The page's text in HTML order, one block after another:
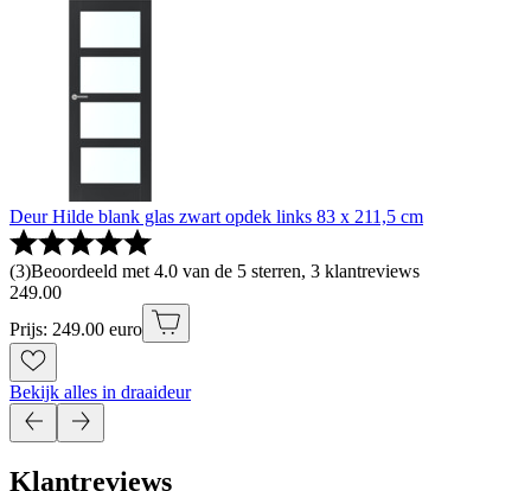
Deur Hilde blank glas zwart opdek links 83 x 211,5 cm
(3)Beoordeeld met 4.0 van de 5 sterren, 3 klantreviews
249.00
Prijs: 249.00 euro
Bekijk alles in draaideur
Klantreviews